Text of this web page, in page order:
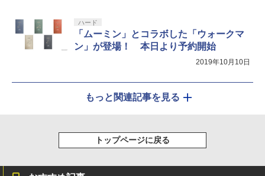
ハード
「ムーミン」とコラボした「ウォークマ
ン」が登場！ 本日より予約開始
2019年10月10日
もっと関連記事を見る
トップページに戻る